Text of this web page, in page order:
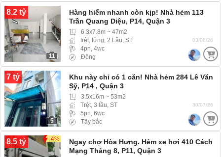
8.2 tỷ
11
Hàng hiếm nhanh còn kịp! Nhà hẻm 113
Trần Quang Diệu, P14, Quận 3
6.3x7.8m ~ 47m2
trệt, lửng, 2 Lầu, ST
4pn, 4wc
Đông
03/08/26
7 tỷ
5
Khu này chỉ có 1 căn! Nhà hẻm 284 Lê Văn
Sỹ, P14 , Quận 3
3.5x16m ~ 53m2
Trệt, 3 lầu, ST
5pn, 6wc
Tây bắc
30/07/26
8.5 tỷ -4%
Ngay chợ Hòa Hưng. Hẻm xe hơi 410 Cách
Mạng Tháng 8, P11, Quận 3